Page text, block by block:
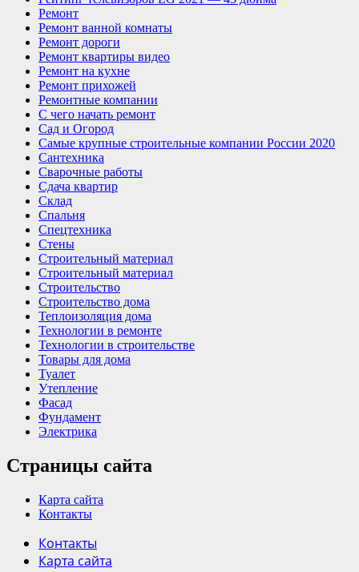
Ремонт
Ремонт ванной комнаты
Ремонт дороги
Ремонт квартиры видео
Ремонт на кухне
Ремонт прихожей
Ремонтные компании
С чего начать ремонт
Сад и Огород
Самые крупные строительные компании России 2020
Сантехника
Сварочные работы
Сдача квартир
Склад
Спальня
Спецтехника
Стены
Строительный материал
Строительный материал
Строительство
Строительство дома
Теплоизоляция дома
Технологии в ремонте
Технологии в строительстве
Товары для дома
Туалет
Утепление
Фасад
Фундамент
Электрика
Страницы сайта
Карта сайта
Контакты
Контакты
Карта сайта